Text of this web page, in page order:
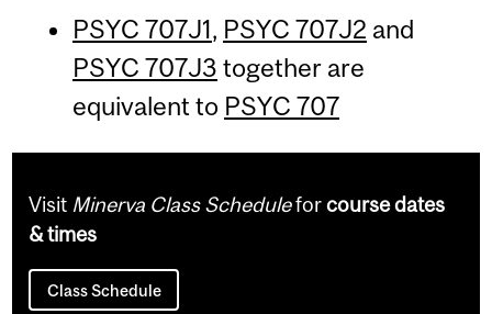
PSYC 707J1, PSYC 707J2 and
PSYC 707J3 together are
equivalent to PSYC 707
Visit Minerva Class Scheduleforcourse dates
& times
Class Schedule